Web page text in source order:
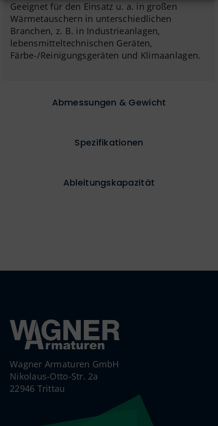
Geeignet für den Einsatz u. a. in großen
Wärmetauschern in unterschiedlichen
Branchen, z. B. in Industrieanlagen,
lebensmitteltechnischen Geräten,
Färbe-/Reinigungsgeräten und Klimaanlagen.
Abmessungen & Gewicht
Spezifikationen
Ableitungskapazität
Wagner Armaturen GmbH
Nikolaus-Otto-Str. 2a
22946 Trittau